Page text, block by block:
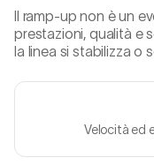
Il ramp-up non è un
prestazioni, qualità e
la linea si stabilizza o
Velocità ed